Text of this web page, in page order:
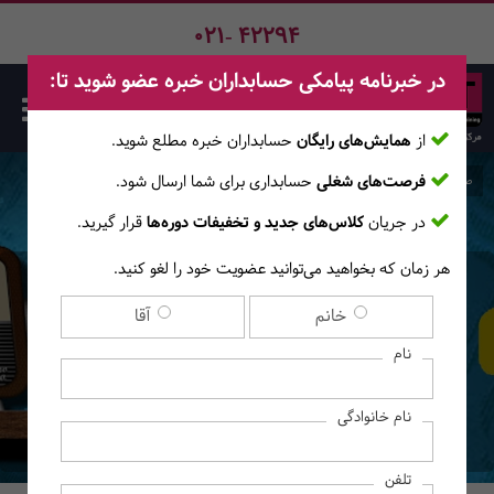
021- 42294
هفت اشتباه رایج در
استاندارد‌های بین‌المللی
گزارشگری مالی - RADIO
PACT 7
صفحه اصلی وبلاگ پادکست
در خبرنامه پیامکی حسابداران خبره عضو شوید تا:
از همایش‌های رایگان حسابداران خبره مطلع ‎شوید.
فرصت‌های شغلی حسابداری برای شما ارسال شود.
در جریانکلاس‌های جدید و تخفیفات دوره‌هاقرار گیرید.
هر زمان که بخواهید می‌توانید عضویت خود را لغو کنید.
خانم آقا
نام
نام خانوادگی
تلفن